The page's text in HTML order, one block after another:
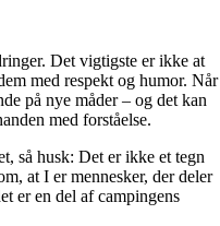
Det vigtigste er ikke at
med respekt og humor. Når
på nye måder – og det kan
med forståelse.
så husk: Det er ikke et tegn
at I er mennesker, der deler
er en del af campingens